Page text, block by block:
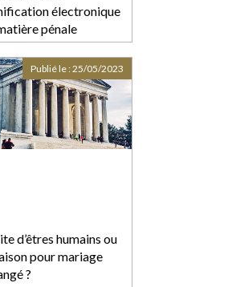
électronique
pénale
d’êtres humains ou
pour mariage
?
Publié le :25/05/2023